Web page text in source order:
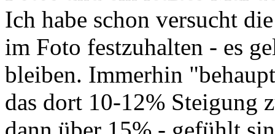
Ich habe schon versucht
im Foto festzuhalten - es
bleiben. Immerhin
das dort 10-12% Steigung